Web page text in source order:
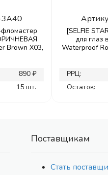
фломастер
Brown X03,
890 ₽
15 шт.
[SELFIE
для глаз
Waterproof
РРЦ:
Остаток:
Поставщикам
Стать